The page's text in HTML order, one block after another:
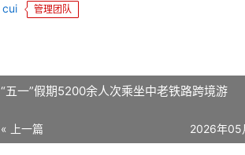
cui 管理团队
“五一”假期5200余人次乘坐中老铁路跨境游
« 上一篇 2026年05